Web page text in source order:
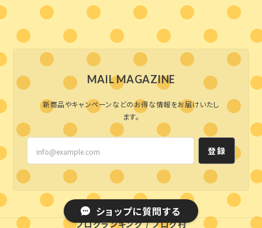
MAIL MAGAZINE
新商品やキャンペーンなどのお得な情報をお届けいたし
ます。
登録
ブログランキング/ブログ村
ショップに質問する